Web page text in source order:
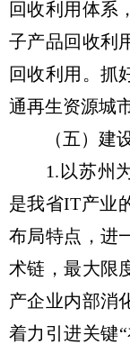
回收利用体系
子产品回收利
回收利用。抓
通再生资源城
（五）建设
1.以苏州为
是我省IT产业
布局特点，进
术链，最大限
产企业内部消
着力引进关键